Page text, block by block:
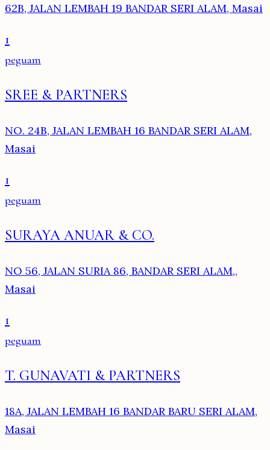
62B, JALAN LEMBAH 19 BANDAR SERI ALAM, Masai
1
peguam
SREE & PARTNERS
NO. 24B, JALAN LEMBAH 16 BANDAR SERI ALAM,
Masai
1
peguam
SURAYA ANUAR & CO.
NO 56, JALAN SURIA 86, BANDAR SERI ALAM,,
Masai
1
peguam
T. GUNAVATI & PARTNERS
18A, JALAN LEMBAH 16 BANDAR BARU SERI ALAM,
Masai